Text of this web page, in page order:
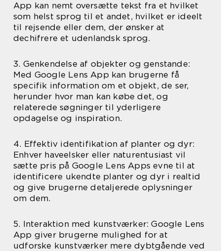
App kan nemt oversætte tekst fra et hvilket
som helst sprog til et andet, hvilket er ideelt
til rejsende eller dem, der ønsker at
dechifrere et udenlandsk sprog.
3. Genkendelse af objekter og genstande:
Med Google Lens App kan brugerne få
specifik information om et objekt, de ser,
herunder hvor man kan købe det, og
relaterede søgninger til yderligere
opdagelse og inspiration.
4. Effektiv identifikation af planter og dyr:
Enhver haveelsker eller naturentusiast vil
sætte pris på Google Lens Apps evne til at
identificere ukendte planter og dyr i realtid
og give brugerne detaljerede oplysninger
om dem.
5. Interaktion med kunstværker: Google Lens
App giver brugerne mulighed for at
udforske kunstværker mere dybtgående ved